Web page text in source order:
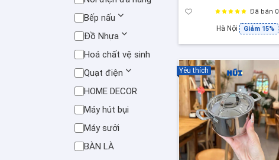
Bếp nấu
Đồ Nhựa
Hoá chất vệ sinh
Quạt điện
HOME DECOR
Máy hút bụi
Máy sưởi
BÀN LÀ
Đã bán 0
Hà Nội Giảm 15%
Yêu thích